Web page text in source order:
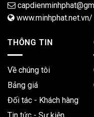
www.minhphat.net.vn/
THÔNG TIN
Về chúng tôi
Bảng giá
Đối tác - Khách hàng
Tin tức - Sự kiện